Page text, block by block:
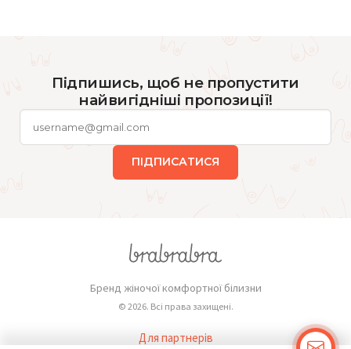
Підпишись, щоб не пропустити
найвигідніші пропозиції!
ПІДПИСАТИСЯ
Бренд жіночої комфортної білизни
© 2026. Всі права захищені.
Для партнерів